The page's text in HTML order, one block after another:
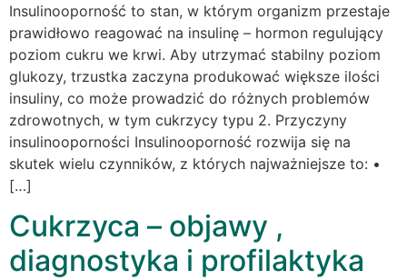
Insulinooporność to stan, w którym organizm przestaje
prawidłowo reagować na insulinę – hormon regulujący
poziom cukru we krwi. Aby utrzymać stabilny poziom
glukozy, trzustka zaczyna produkować większe ilości
insuliny, co może prowadzić do różnych problemów
zdrowotnych, w tym cukrzycy typu 2. Przyczyny
insulinooporności Insulinooporność rozwija się na
skutek wielu czynników, z których najważniejsze to: •
[…]
Cukrzyca – objawy ,
diagnostyka i profilaktyka